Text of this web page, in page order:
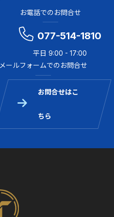
お電話でのお問合せ
077-514-1810
平日 9:00 - 17:00
メールフォームでのお問合せ
お問合せはこ
ちら